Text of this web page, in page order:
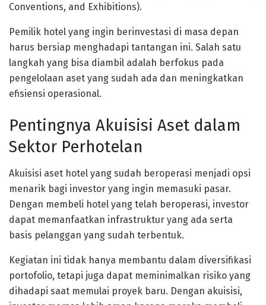
Conventions, and Exhibitions).
Pemilik hotel yang ingin berinvestasi di masa depan
harus bersiap menghadapi tantangan ini. Salah satu
langkah yang bisa diambil adalah berfokus pada
pengelolaan aset yang sudah ada dan meningkatkan
efisiensi operasional.
Pentingnya Akuisisi Aset dalam
Sektor Perhotelan
Akuisisi aset hotel yang sudah beroperasi menjadi opsi
menarik bagi investor yang ingin memasuki pasar.
Dengan membeli hotel yang telah beroperasi, investor
dapat memanfaatkan infrastruktur yang ada serta
basis pelanggan yang sudah terbentuk.
Kegiatan ini tidak hanya membantu dalam diversifikasi
portofolio, tetapi juga dapat meminimalkan risiko yang
dihadapi saat memulai proyek baru. Dengan akuisisi,